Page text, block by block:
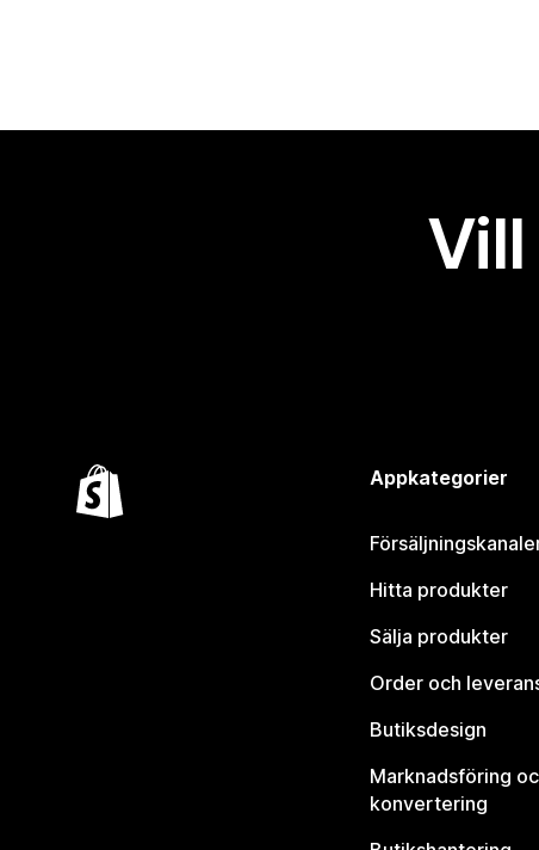
Appkategorier
Hitta produkter
Sälja produkter
Order och
Butiksdesign
Marknadsföring
konvertering